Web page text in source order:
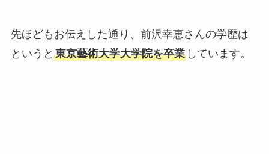
先ほどもお伝えした通り、前沢幸恵さんの学歴は
というと 東京藝術大学大学院を卒業しています。